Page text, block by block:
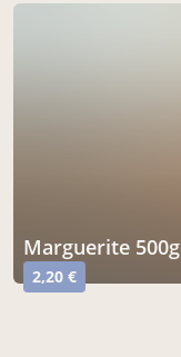
marguerite 500g
2,20 €